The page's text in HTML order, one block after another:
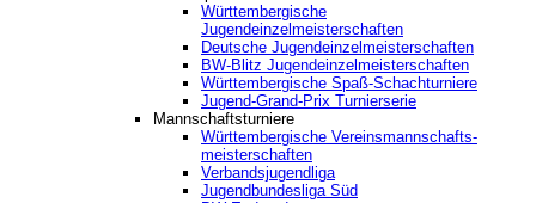
Württembergische
Jugendeinzelmeisterschaften
Deutsche Jugendeinzelmeisterschaften
BW-Blitz Jugendeinzelmeisterschaften
Württembergische Spaß-Schachturniere
Jugend-Grand-Prix Turnierserie
Mannschaftsturniere
Württembergische Vereinsmannschafts-
meisterschaften
Verbandsjugendliga
Jugendbundesliga Süd